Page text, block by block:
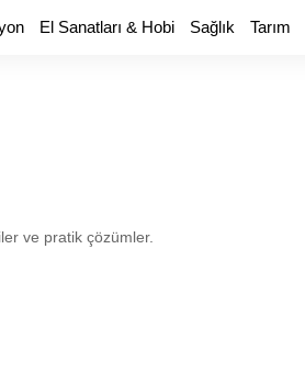
El Sanatları & Hobi Sağlık Tarım
ve pratik çözümler.